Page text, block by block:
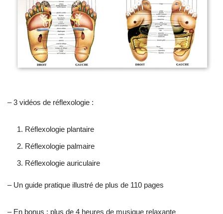
– 3 vidéos de réflexologie :
Réflexologie plantaire
Réflexologie palmaire
Réflexologie auriculaire
– Un guide pratique illustré de plus de 110 pages
– En bonus : plus de 4 heures de musique relaxante